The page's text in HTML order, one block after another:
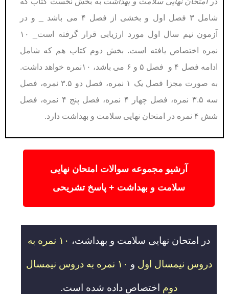
شامل ۳ فصل اول و بخشی از فصل ۴ می باشد _ و در
آزمون نیم سال اول مورد ارزیابی قرار گرفته است_ ۱۰
نمره اختصاص یافته است. بخش دوم کتاب هم که شامل
ادامه فصل ۴ و فصل ۵ و ۶ می باشد، ۱۰نمره خواهد داشت.
به صورت مجزا فصل یک ۱ نمره، فصل دو ۳.۵ نمره، فصل
سه ۳.۵ نمره، فصل چهار ۴ نمره، فصل پنج ۴ نمره، فصل
شش ۴ نمره در امتحان نهایی سلامت و بهداشت دارد.
آرشیو مجموعه سوالات امتحان نهایی
سلامت و بهداشت + پاسخ تشریحی
در امتحان نهایی سلامت و بهداشت، ۱۰ نمره به
دروس نیمسال اول و ۱۰ نمره به دروس نیمسال
دوم اختصاص داده شده است.